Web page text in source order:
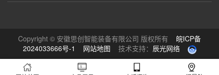
Copyright © 安徽思创智能装备有限公司 版权所有 皖ICP备
2024033666号-1
网站地图 技术支持： 辰光网络